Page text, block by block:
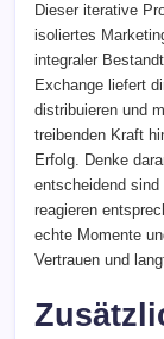
Dieser iterative
isoliertes
integraler
Exchange liefert
distribuieren und
treibenden Kraft
Erfolg. Denke
entscheidend sind
reagieren
echte Momente
Vertrauen und